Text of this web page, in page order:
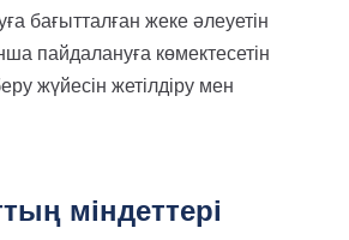
бағытталған жеке әлеуетін
пайдалануға көмектесетін
жүйесін жетілдіру мен
міндеттері